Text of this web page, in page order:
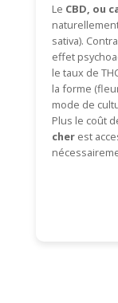
Le CBD, ou
sativa).
effet
le taux de
la forme
mode de
Plus le coût
cher est